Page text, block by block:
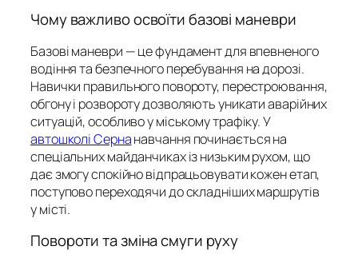
Чому важливо освоїти базові маневри
Базові маневри — це фундамент для впевненого
водіння та безпечного перебування на дорозі.
Навички правильного повороту, перестроювання,
обгону і розвороту дозволяють уникати аварійних
ситуацій, особливо у міському трафіку. У
автошколі Сернанавчання починається на
спеціальних майданчиках із низьким рухом, що
дає змогу спокійно відпрацьовувати кожен етап,
поступово переходячи до складніших маршрутів
у місті.
Повороти та зміна смуги руху